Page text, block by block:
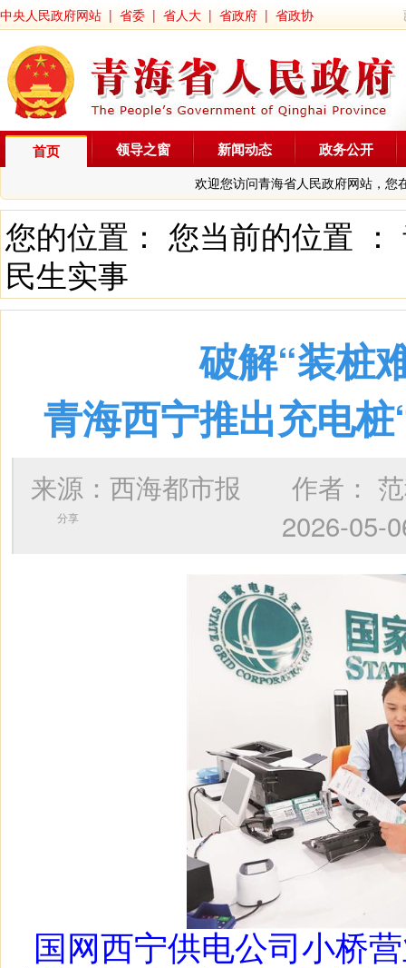
中央人民政府网站 | 省委 | 省人大 | 省政府 | 省政协
首页
欢迎您访问青海省人民政府网站，您
领导之窗 新闻动态 政务公开
您的位置： 您当前的位置 ：
民生实事
破解“装桩
青海西宁推出充电
来源：西海都市报 作者：
2026-
分享
国网西宁供电公司小桥